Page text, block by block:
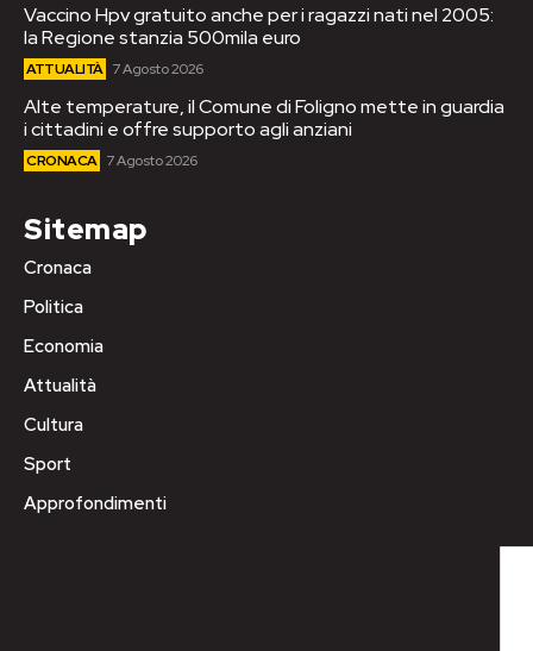
Vaccino Hpv gratuito anche per i ragazzi nati nel 2005:
la Regione stanzia 500mila euro
ATTUALITÀ 7 Agosto 2026
Alte temperature, il Comune di Foligno mette in guardia
i cittadini e offre supporto agli anziani
CRONACA 7 Agosto 2026
Sitemap
Cronaca
Politica
Economia
Attualità
Cultura
Sport
Approfondimenti